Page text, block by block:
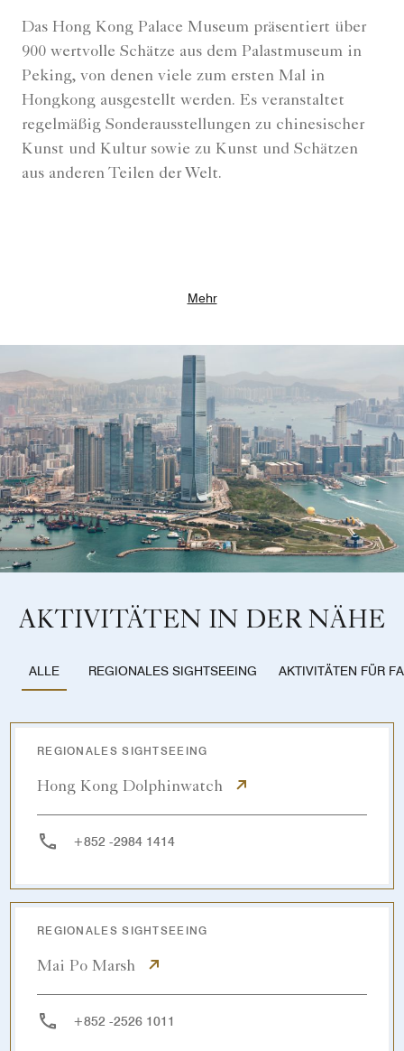
Das Hong Kong Palace Museum präsentiert über
900 wertvolle Schätze aus dem Palastmuseum in
Peking, von denen viele zum ersten Mal in
Hongkong ausgestellt werden. Es veranstaltet
regelmäßig Sonderausstellungen zu chinesischer
Kunst und Kultur sowie zu Kunst und Schätzen
aus anderen Teilen der Welt.
Mehr
AKTIVITÄTEN IN DER NÄHE
ALLE REGIONALES SIGHTSEEING AKTIVITÄTEN FÜR
REGIONALES SIGHTSEEING
Hong Kong Dolphinwatch
+852 -2984 1414
REGIONALES SIGHTSEEING
Mai Po Marsh
+852 -2526 1011